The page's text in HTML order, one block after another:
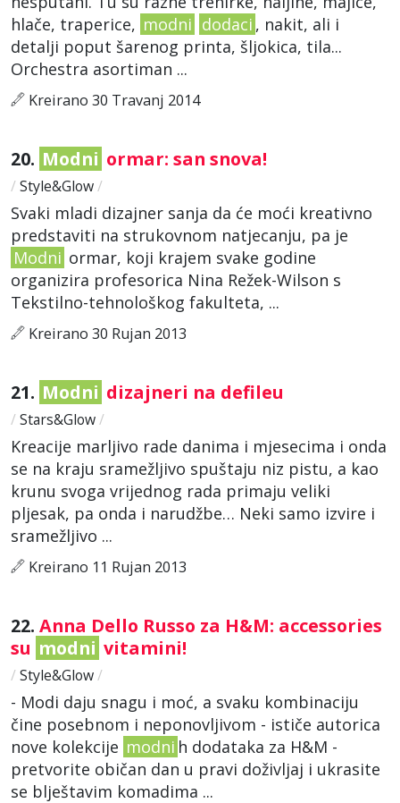
hlače, traperice, modni dodaci , nakit, ali i
detalji poput šarenog printa, šljokica, tila...
Orchestra asortiman ...
Kreirano 30 Travanj 2014
20. Modni ormar: san snova!
/ Style&Glow/
Svaki mladi dizajner sanja da će moći kreativno
predstaviti na strukovnom natjecanju, pa je
Modni ormar, koji krajem svake godine
organizira profesorica Nina Režek-Wilson s
Tekstilno-tehnološkog fakulteta, ...
Kreirano 30 Rujan 2013
21. Modni dizajneri na defileu
/ Stars&Glow/
Kreacije marljivo rade danima i mjesecima i onda
se na kraju sramežljivo spuštaju niz pistu, a kao
krunu svoga vrijednog rada primaju veliki
pljesak, pa onda i narudžbe… Neki samo izvire i
sramežljivo ...
Kreirano 11 Rujan 2013
22. Anna Dello Russo za H&M: accessories
su modni vitamini!
/ Style&Glow/
- Modi daju snagu i moć, a svaku kombinaciju
čine posebnom i neponovljivom - ističe autorica
nove kolekcije modni h dodataka za H&M -
pretvorite običan dan u pravi doživljaj i ukrasite
se blještavim komadima ...